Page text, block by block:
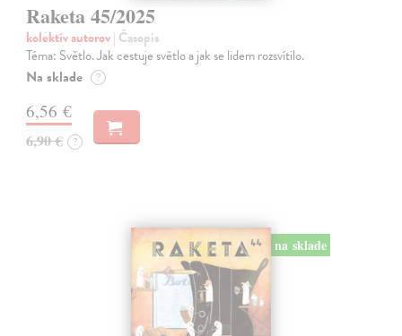
Raketa 45/2025
kolektív autorov| Časopis
Téma: Světlo. Jak cestuje světlo a jak se lidem rozsvítilo.
Na sklade ?
6,56 €
6,90 € ?
na sklade